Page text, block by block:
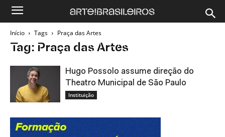
Início Tags Praça das Artes
Tag: Praça das Artes
Hugo Possolo assume direção do
Theatro Municipal de São Paulo
Instituição